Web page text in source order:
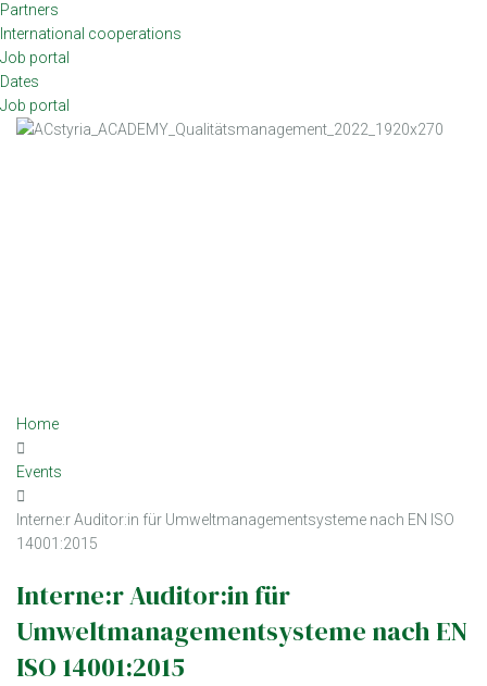
Partners
International cooperations
Job portal
Dates
Job portal
Home
Events
Interne:r Auditor:in für Umweltmanagementsysteme nach EN ISO
14001:2015
Interne:r Auditor:in für
Umweltmanagementsysteme nach EN
ISO 14001:2015